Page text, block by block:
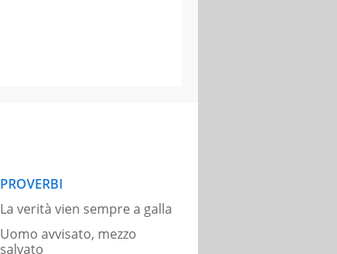
PROVERBI
La verità vien sempre a galla
Uomo avvisato, mezzo
salvato